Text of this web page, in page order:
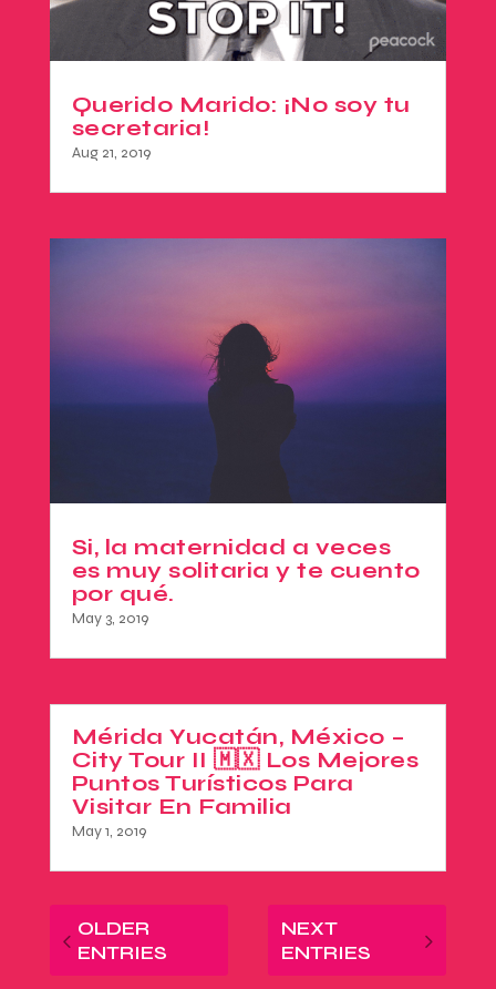
Querido Marido: ¡No soy tu
secretaria!
Aug 21, 2019
Si, la maternidad a veces
es muy solitaria y te cuento
por qué.
May 3, 2019
Mérida Yucatán, México –
City Tour II 🇲🇽 Los Mejores
Puntos Turísticos Para
Visitar En Familia
May 1, 2019
OLDER
ENTRIES
NEXT
ENTRIES